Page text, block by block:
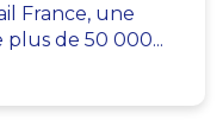
France, une
de 50 000...